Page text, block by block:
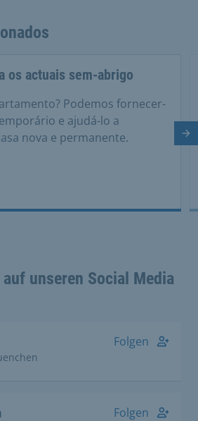
os actuais sem-abrigo
Podemos fornecer-
e ajudá-lo a
nova e permanente.
unseren Social Media
Folgen
Folgen